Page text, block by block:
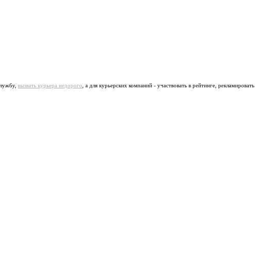
вызвать курьера недорого , а для курьерских компаний - участвовать в рейтинге, рекламировать